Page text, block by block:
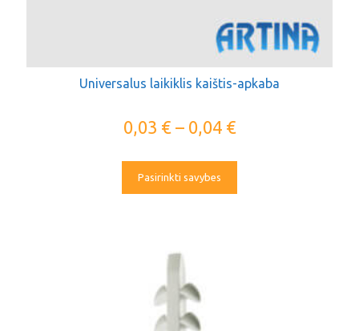
Universalus laikiklis kaištis-apkaba
0,03 €– 0,04 €
Pasirinkti savybes